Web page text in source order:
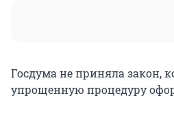
Госдума не приняла закон,
упрощенную процедуру